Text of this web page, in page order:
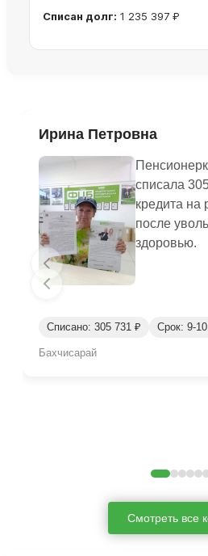
Списан долг: 1 235 397 ₽
Ирина Петровна
списала
кредита на
после
здоровью.
Списано: 305 731 ₽ Срок: 9-
Бахчисарай
Смотреть все